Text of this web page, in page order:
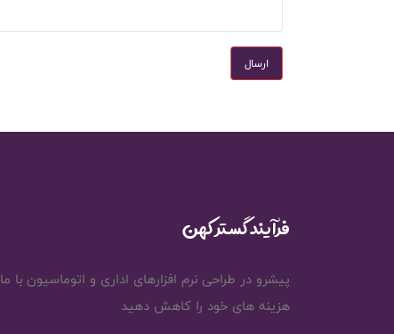
فرآیند گستر کهن
پیشرو در طراحی نرم افزارهای اداری و اتوماسیون با ما
هزینه های خود را کاهش دهید